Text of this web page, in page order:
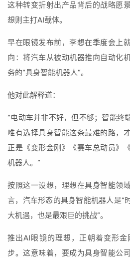
这种转变折射出产品背后的战略愿
想则主打AI载体。
早在眼镜发布前，李想在季度会上
向：将汽车从被动机器推向自动化
务的“具身智能机器人”。
他对此解释道：
“电动车并非不好，但不够；智能终
唯有选择具身智能这条最难的路，
正是《变形金刚》《赛车总动员》
机器人。”
按照这一设想，理想在具身智能领
言，汽车形态的具身智能机器人是“
大机遇，也是最艰巨的挑战”。
推出AI眼镜的理想，正朝着变形
步。这意味着，要成为具身智能公